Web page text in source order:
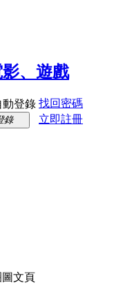
動登錄 找回密碼
錄 立即註冊
圖文頁